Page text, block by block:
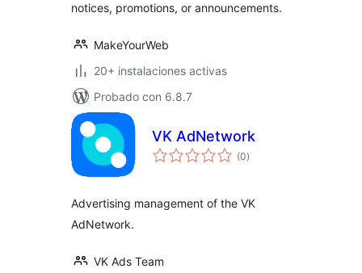
notices, promotions, or announcements.
MakeYourWeb
20+ instalaciones activas
Probado con 6.8.7
VK AdNetwork
(0valoraciones
en
)
Advertising management of the VK
AdNetwork.
VK Ads Team